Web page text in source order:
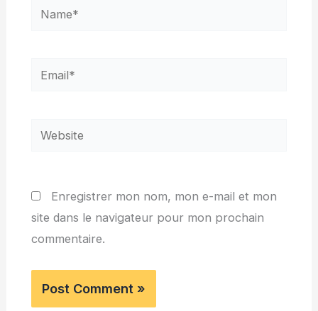
Name*
Email*
Website
Enregistrer mon nom, mon e-mail et mon
site dans le navigateur pour mon prochain
commentaire.